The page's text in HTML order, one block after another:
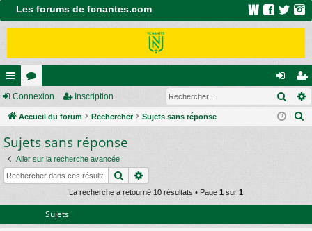
Les forums de fcnantes.com
ac
co
ur
ci
s
or
u
m
s
on
ne
ns
cri
Connexion Inscription
Accueil du forum Rechercher Sujets sans réponse
c
h
Sujets sans réponse
Aller sur la recherche avancée
Rechercher
La recherche a retourné 10 résultats • Page 1 sur 1
Sujets